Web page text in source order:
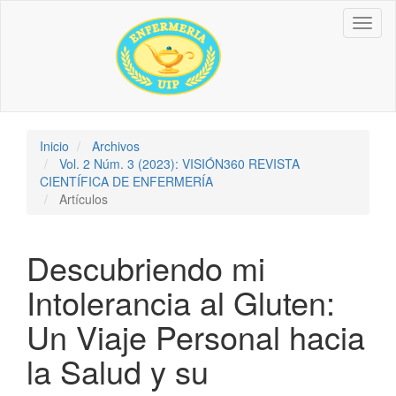
Inicio
Archivos
Vol. 2 Núm. 3 (2023): VISIÓN360 REVISTA
CIENTÍFICA DE ENFERMERÍA
Artículos
Descubriendo mi
Intolerancia al Gluten:
Un Viaje Personal hacia
la Salud y su